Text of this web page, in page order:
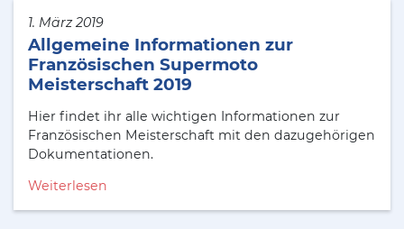
1. März 2019
Allgemeine Informationen zur
Französischen Supermoto
Meisterschaft 2019
Hier findet ihr alle wichtigen Informationen zur
Französischen Meisterschaft mit den dazugehörigen
Dokumentationen.
Weiterlesen